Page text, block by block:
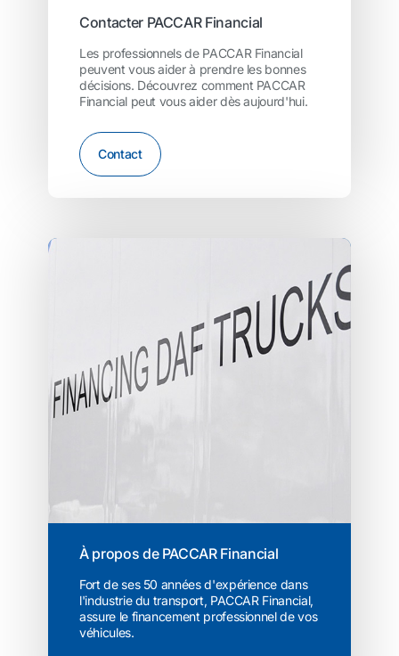
Contacter PACCAR Financial
Les professionnels de PACCAR Financial
peuvent vous aider à prendre les bonnes
décisions. Découvrez comment PACCAR
Financial peut vous aider dès aujourd'hui.
Contact
À propos de PACCAR Financial
Fort de ses 50 années d'expérience dans
l'industrie du transport, PACCAR Financial,
assure le financement professionnel de vos
véhicules.